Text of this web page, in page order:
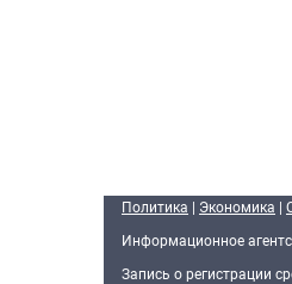
Политика | Экономика |
Информационное
Запись о регистрации